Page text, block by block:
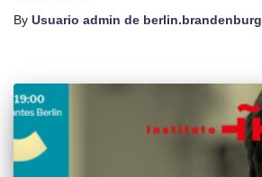
By Usuario admin de berlin.brandenburg